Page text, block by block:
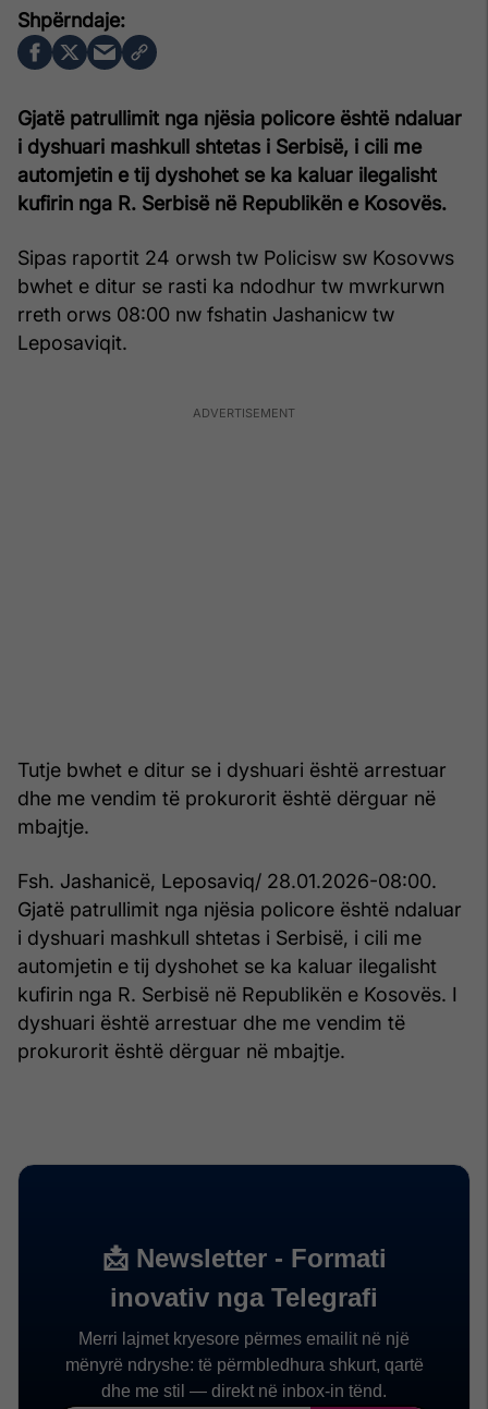
Gjatë patrullimit nga njësia policore është ndaluar
i dyshuari mashkull shtetas i Serbisë, i cili me
automjetin e tij dyshohet se ka kaluar ilegalisht
kufirin nga R. Serbisë në Republikën e Kosovës.
Sipas raportit 24 orwsh tw Policisw sw Kosovws
bwhet e ditur se rasti ka ndodhur tw mwrkurwn
rreth orws 08:00 nw fshatin Jashanicw tw
Leposaviqit.
Tutje bwhet e ditur se i dyshuari është arrestuar
dhe me vendim të prokurorit është dërguar në
mbajtje.
Fsh. Jashanicë, Leposaviq/ 28.01.2026-08:00.
Gjatë patrullimit nga njësia policore është ndaluar
i dyshuari mashkull shtetas i Serbisë, i cili me
automjetin e tij dyshohet se ka kaluar ilegalisht
kufirin nga R. Serbisë në Republikën e Kosovës. I
dyshuari është arrestuar dhe me vendim të
prokurorit është dërguar në mbajtje.